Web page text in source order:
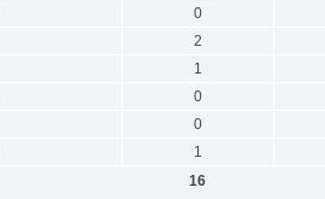
0
2
1
0
0
1
16